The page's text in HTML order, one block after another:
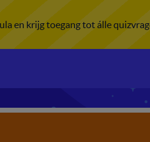
en krijg toegang tot álle